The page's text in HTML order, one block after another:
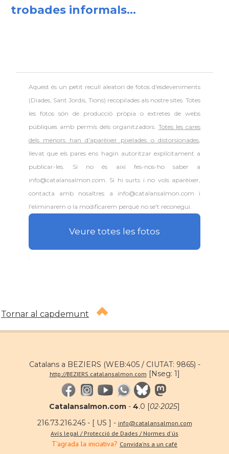
trobades informals...
Aquest és un petit recull aleatori defotos d'esdeveniments
(Diades, Sant Jordis, Tions) recopilades als nostre sites. Totes
les fotos són de producció pròpia o extretes de webs
públiques amb permís dels organitzadors.Totes les cares
dels menors han d'aparèixer pixelades o distorsionades,
llevat que els pares ens hagin autoritzar explícitament a
publicar-les. Si no és així fes-nos-ho saber a
info@catalansalmon.com. Si hi surts i no vols aparèixer,
contacta amb nosaltres a info@catalansalmon.com i
l'eliminarem o la modificarem perquè no se't reconegui.
Veure totes les fotos
Tornar al capdemunt
Catalans a BEZIERS (WEB:405 / CIUTAT: 9865) -
http://BEZIERS.catalansalmon.com [Nseg: 1]
Catalansalmon.com - 4.0 [02·2025]
216.73.216.245 - [ US ] - info@catalansalmon.com
Avís legal / Protecció de Dades / Normes d'ús
T'agrada la iniciativa? Convida'ns a un café